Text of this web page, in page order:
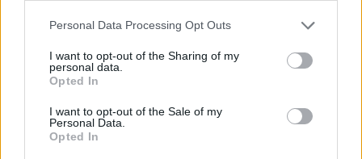
Personal Data Processing Opt Outs
I want to opt-out of the Sharing of my
personal data.
Opted In
I want to opt-out of the Sale of my
Personal Data.
Opted In
Το Calvin Klein ETERNITY ΕAU FRESH FOR HER &
στηνελληνική αγορά από το Σεπτέμβριο του
2020.